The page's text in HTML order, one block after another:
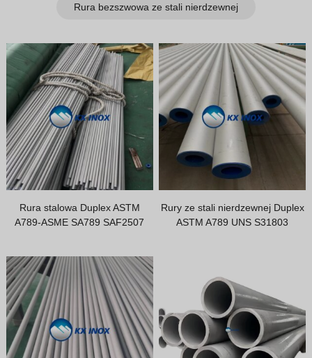
Spanish (Peru)
Thai
Vietnamese
Georgian
Bhojpuri
Moroccan Arabic
Korean
Ukrainian
Xhosa
Rura bezszwowa ze stali nierdzewnej
Rura stalowa Duplex ASTM
A789-ASME SA789 SAF2507
Rury ze stali nierdzewnej Duplex
ASTM A789 UNS S31803